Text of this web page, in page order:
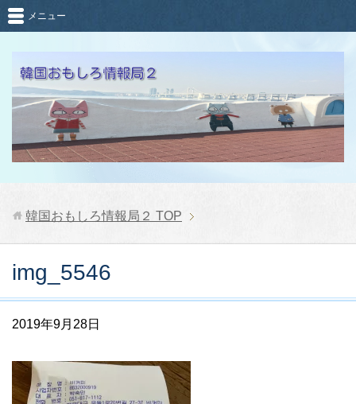
メニュー
韓国おもしろ情報局２ TOP
img_5546
2019年9月28日